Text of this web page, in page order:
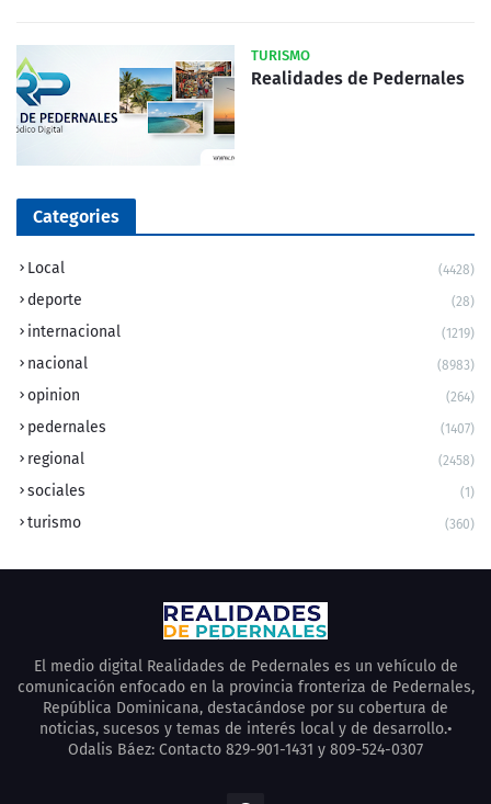
TURISMO
Realidades de Pedernales
Categories
Local (4428)
deporte (28)
internacional (1219)
nacional (8983)
opinion (264)
pedernales (1407)
regional (2458)
sociales (1)
turismo (360)
El medio digital Realidades de Pedernales es un vehículo de
comunicación enfocado en la provincia fronteriza de Pedernales,
República Dominicana, destacándose por su cobertura de
noticias, sucesos y temas de interés local y de desarrollo.•
Odalis Báez: Contacto 829-901-1431 y 809-524-0307